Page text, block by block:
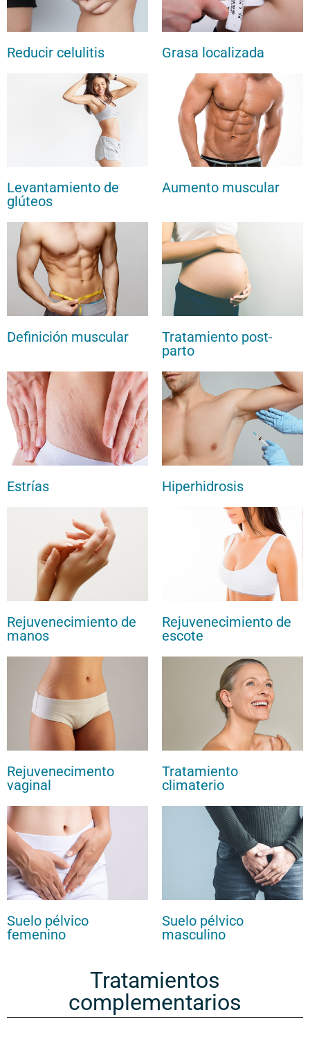
Reducir celulitis Grasa localizada
Levantamiento de
glúteos
Aumento muscular
Definición muscular
Tratamiento post-
parto
Estrías Hiperhidrosis
Rejuvenecimiento de
manos
Rejuvenecimiento de
escote
Rejuvenecimento
vaginal
Tratamiento
climaterio
Suelo pélvico
femenino
Suelo pélvico
masculino
Tratamientos
complementarios